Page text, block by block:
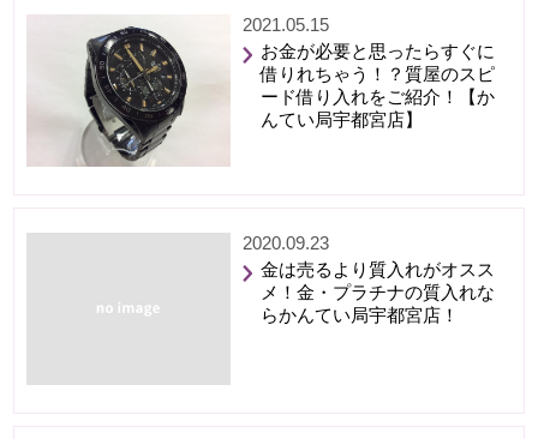
2021.05.15
お金が必要と思ったらすぐに
借りれちゃう！？質屋のスピ
ード借り入れをご紹介！【か
んてい局宇都宮店】
2020.09.23
金は売るより質入れがオスス
メ！金・プラチナの質入れな
らかんてい局宇都宮店！